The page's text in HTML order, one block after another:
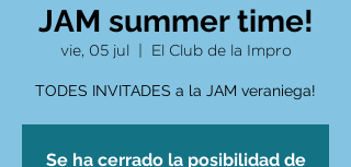
JAM summer time!
vie, 05 jul El Club de la Impro
TODES INVITADES a la JAM veraniega!
Se ha cerrado la posibilidad de